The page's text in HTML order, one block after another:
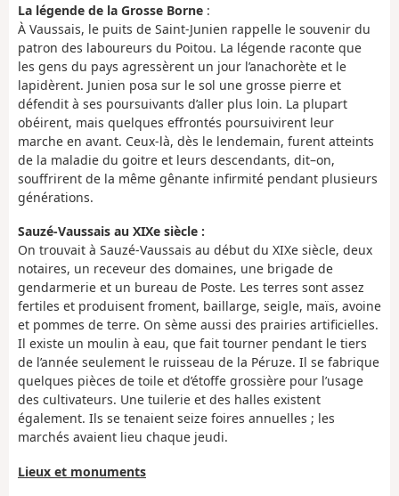
La légende de la Grosse Borne :
À Vaussais, le puits de Saint-Junien rappelle le souvenir du
patron des laboureurs du Poitou. La légende raconte que
les gens du pays agressèrent un jour l’anachorète et le
lapidèrent. Junien posa sur le sol une grosse pierre et
défendit à ses poursuivants d’aller plus loin. La plupart
obéirent, mais quelques effrontés poursuivirent leur
marche en avant. Ceux-là, dès le lendemain, furent atteints
de la maladie du goitre et leurs descendants, dit–on,
souffrirent de la même gênante infirmité pendant plusieurs
générations.
Sauzé-Vaussais au XIXe siècle :
On trouvait à Sauzé-Vaussais au début du XIXe siècle, deux
notaires, un receveur des domaines, une brigade de
gendarmerie et un bureau de Poste. Les terres sont assez
fertiles et produisent froment, baillarge, seigle, maïs, avoine
et pommes de terre. On sème aussi des prairies artificielles.
Il existe un moulin à eau, que fait tourner pendant le tiers
de l’année seulement le ruisseau de la Péruze. Il se fabrique
quelques pièces de toile et d’étoffe grossière pour l’usage
des cultivateurs. Une tuilerie et des halles existent
également. Ils se tenaient seize foires annuelles ; les
marchés avaient lieu chaque jeudi.
Lieux et monuments